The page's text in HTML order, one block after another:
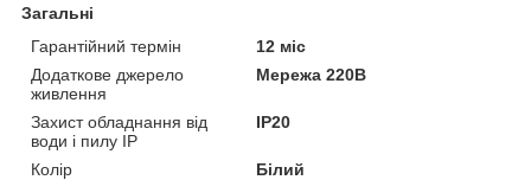
Загальні
Гарантійний термін
12 міс
Додаткове джерело
живлення
Мережа 220В
Захист обладнання від
води і пилу IP
IP20
Колір
Білий